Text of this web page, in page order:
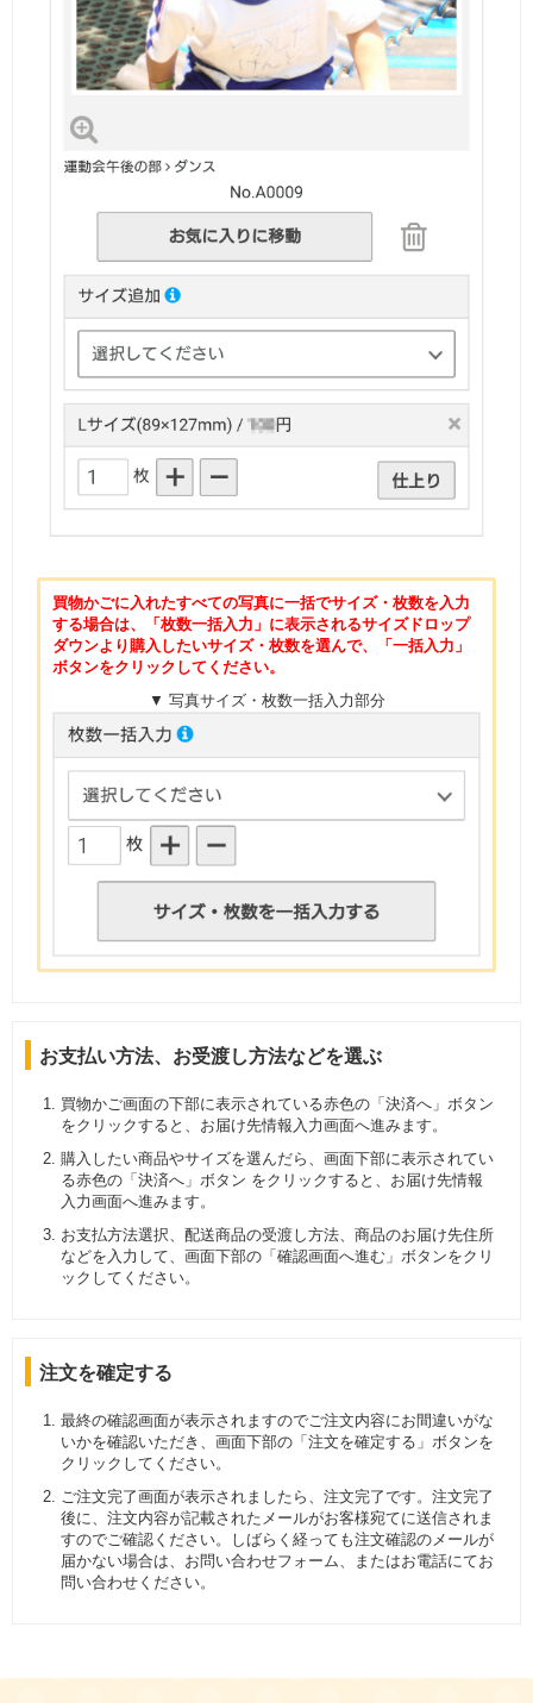
買物かごに入れたすべての写真に一括でサイズ・枚数を入力
する場合は、「枚数一括入力」に表示されるサイズドロップ
ダウンより購入したいサイズ・枚数を選んで、「一括入力」
ボタンをクリックしてください。
▼ 写真サイズ・枚数一括入力部分
お支払い方法、お受渡し方法などを選ぶ
買物かご画面の下部に表示されている赤色の「決済へ」ボタン
をクリックすると、お届け先情報入力画面へ進みます。
購入したい商品やサイズを選んだら、画面下部に表示されてい
る赤色の「決済へ」ボタン をクリックすると、お届け先情報
入力画面へ進みます。
お支払方法選択、配送商品の受渡し方法、商品のお届け先住所
などを入力して、画面下部の「確認画面へ進む」ボタンをクリ
ックしてください。
注文を確定する
最終の確認画面が表示されますのでご注文内容にお間違いがな
いかを確認いただき、画面下部の「注文を確定する」ボタンを
クリックしてください。
ご注文完了画面が表示されましたら、注文完了です。注文完了
後に、注文内容が記載されたメールがお客様宛てに送信されま
すのでご確認ください。しばらく経っても注文確認のメールが
届かない場合は、お問い合わせフォーム、またはお電話にてお
問い合わせください。